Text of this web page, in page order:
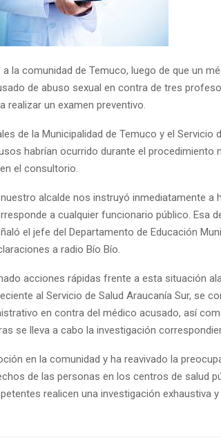
la comunidad de Temuco, luego de que un
de abuso sexual en contra de tres
realizar un examen preventivo.
de la Municipalidad de Temuco y el Servicio
habrían ocurrido durante el procedimiento
el consultorio.
alcalde nos instruyó inmediatamente a
a cualquier funcionario público. Esa
el jefe del Departamento de Educación
a radio Bío Bío.
acciones rápidas frente a esta situación
al Servicio de Salud Araucanía Sur, se
en contra del médico acusado, así
se lleva a cabo la investigación
en la comunidad y ha reavivado la
de las personas en los centros de salud
realicen una investigación exhaustiva